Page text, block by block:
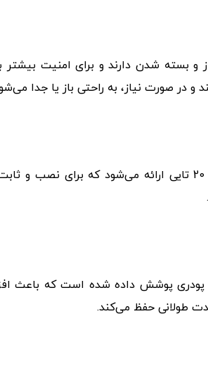
و بسته شدن دارند و برای امنیت
در صورت نیاز، به راحتی باز یا جدا
بسته پیچ و مهره 20 تایی: هر رک به همراه یک بسته پیچ و مهره 20
پودری پوشش داده شده است که
طولانی حفظ می‌کند.